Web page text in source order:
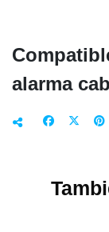
alarma